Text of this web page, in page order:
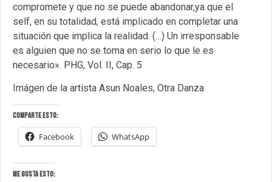
compromete y que no se puede abandonar,ya que el
self, en su totalidad, está implicado en completar una
situación que implica la realidad. (…) Un irresponsable
es alguien que no se toma en serio lo que le es
necesario». PHG, Vol. II, Cap. 5
Imágen de la artista Asun Noales, Otra Danza
Comparte esto:
Facebook WhatsApp
Me gusta esto: